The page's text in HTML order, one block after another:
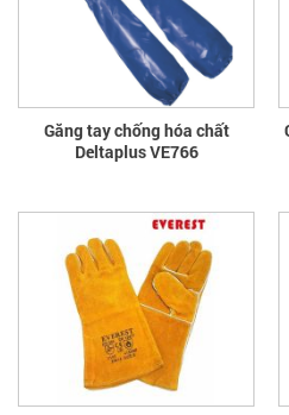
Găng tay chống hóa chất
Deltaplus VE766